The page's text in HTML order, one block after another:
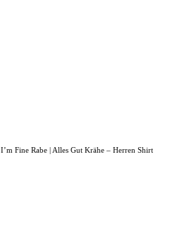
I’m Fine Rabe | Alles Gut Krähe – Herren Shirt